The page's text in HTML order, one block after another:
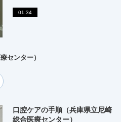
01:34
センター）
口腔ケアの手順（兵庫県立尼崎
総合医療センター）